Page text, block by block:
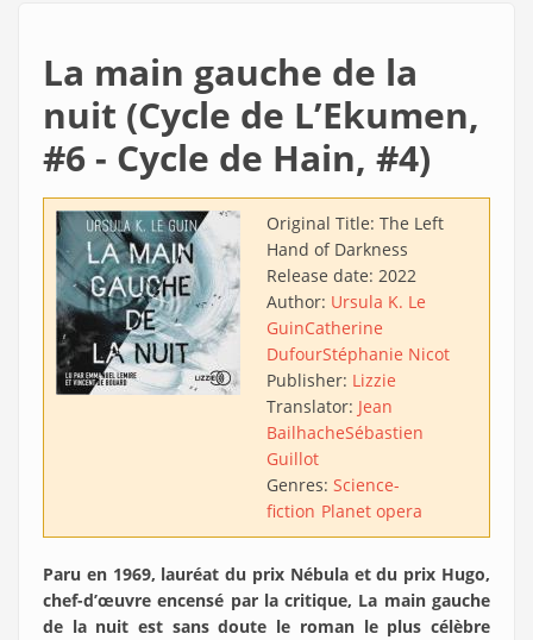
La main gauche de la
nuit (Cycle de L’Ekumen,
#6 - Cycle de Hain, #4)
Original Title: The Left
Hand of Darkness
Release date: 2022
Author: Ursula K. Le
GuinCatherine
DufourStéphanie Nicot
Publisher: Lizzie
Translator: Jean
BailhacheSébastien
Guillot
Genres: Science-
fiction Planet opera
Paru en 1969, lauréat du prix Nébula et du prix Hugo,
chef-d’œuvre encensé par la critique, La main gauche
de la nuit est sans doute le roman le plus célèbre